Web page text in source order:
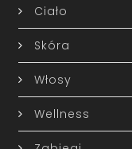
Ciało
Skóra
Włosy
Wellness